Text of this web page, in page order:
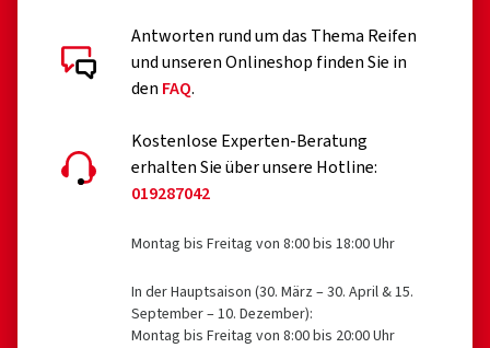
Antworten rund um das Thema Reifen
und unseren Onlineshop finden Sie in
den FAQ.
Kostenlose Experten-Beratung
erhalten Sie über unsere Hotline:
019287042
Montag bis Freitag von 8:00 bis 18:00 Uhr
In der Hauptsaison (30. März – 30. April & 15.
September – 10. Dezember):
Montag bis Freitag von 8:00 bis 20:00 Uhr